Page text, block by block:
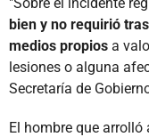
bien y no requirió
medios propios a
lesiones o alguna
Secretaría de
El hombre que arrolló